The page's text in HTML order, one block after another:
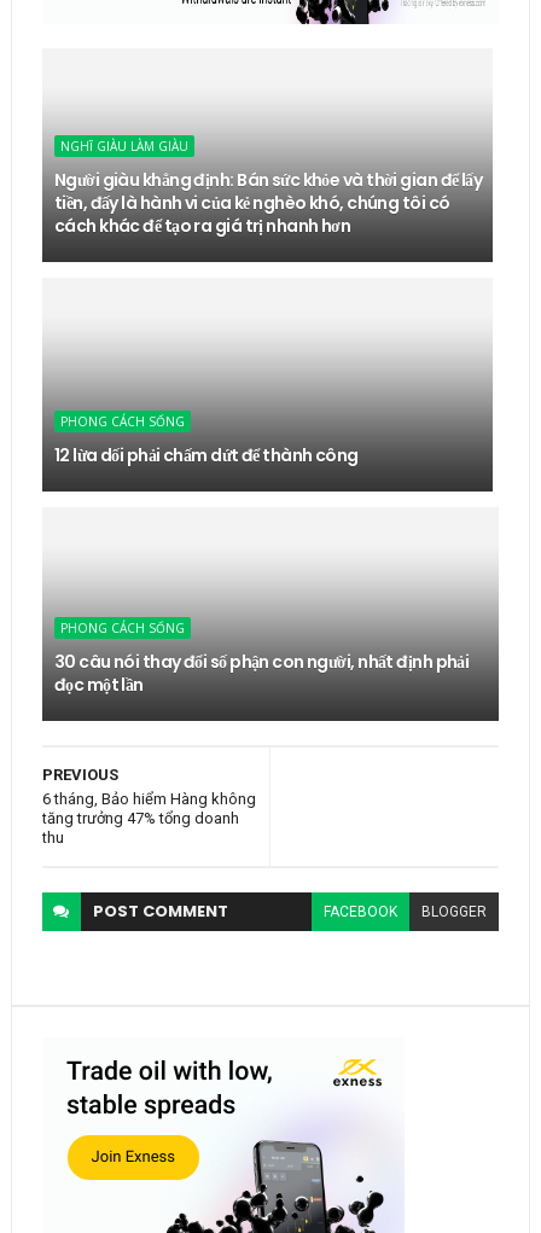
NGHĨ GIÀU LÀM GIÀU
Người giàu khẳng định: Bán sức khỏe và thời gian để lấy
tiền, đấy là hành vi của kẻ nghèo khó, chúng tôi có
cách khác để tạo ra giá trị nhanh hơn
PHONG CÁCH SỐNG
12 lừa dối phải chấm dứt để thành công
PHONG CÁCH SỐNG
30 câu nói thay đổi số phận con người, nhất định phải
đọc một lần
PREVIOUS
6 tháng, Bảo hiểm Hàng không
tăng trưởng 47% tổng doanh
thu
POST COMMENT FACEBOOK BLOGGER